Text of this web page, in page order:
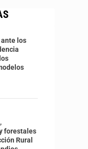
ante los
forestales
Rural